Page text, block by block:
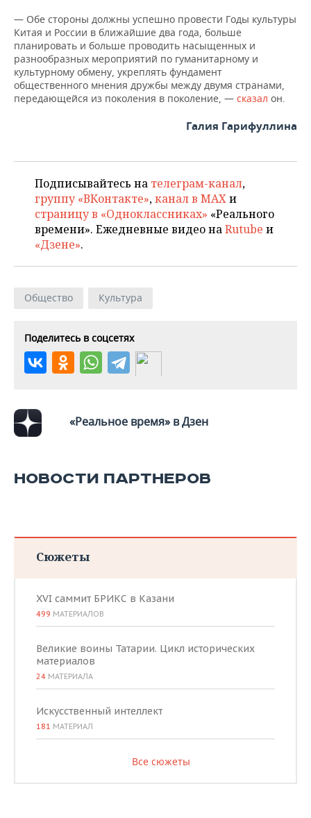
— Обе стороны должны успешно провести Годы культуры
Китая и России в ближайшие два года, больше
планировать и больше проводить насыщенных и
разнообразных мероприятий по гуманитарному и
культурному обмену, укреплять фундамент
общественного мнения дружбы между двумя странами,
передающейся из поколения в поколение, — сказал он.
Галия Гарифуллина
Подписывайтесь на телеграм-канал,
группу «ВКонтакте»,канал в MAXи
страницу в «Одноклассниках» «Реального
времени». Ежедневные видео наRutube и
«Дзене».
Общество Культура
Поделитесь в соцсетях
«Реальное время» в Дзен
НОВОСТИ ПАРТНЕРОВ
Сюжеты
XVI саммит БРИКС в Казани
499 МАТЕРИАЛОВ
Великие воины Татарии. Цикл исторических
материалов
24 МАТЕРИАЛА
Искусственный интеллект
181 МАТЕРИАЛ
Все сюжеты